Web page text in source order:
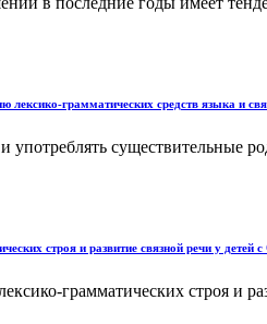
лексико-грамматических средств языка и
употреблять существительные
строя и развитие связной речи у детей
грамматических строя и